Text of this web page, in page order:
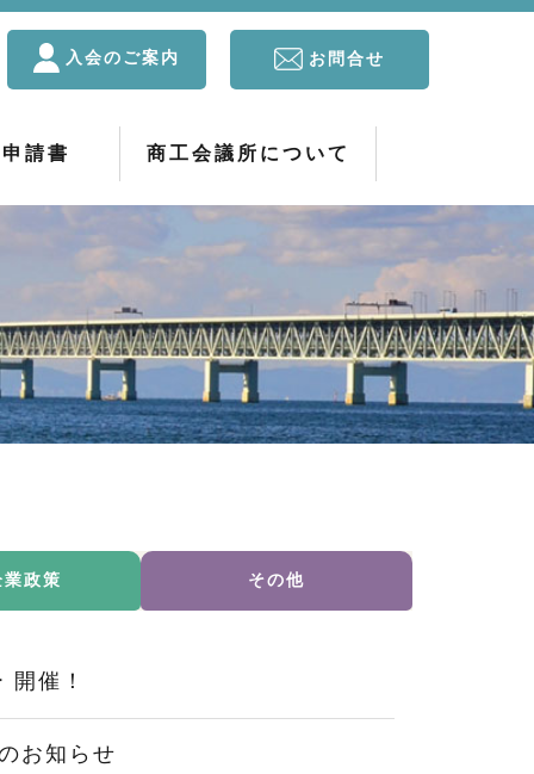
入会のご案内 お問合せ
請書 商工会議所について
政策 その他
催！
お知らせ